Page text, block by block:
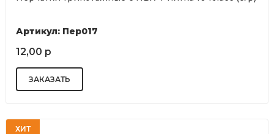
Артикул: Пер017
12,00 р
ХИТ